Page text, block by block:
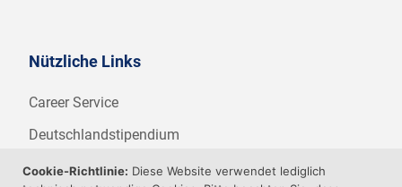
Nützliche Links
Career Service
Deutschlandstipendium
WHZ Firmenstipendium
Cookie-Richtlinie: Diese Website verwendet lediglich